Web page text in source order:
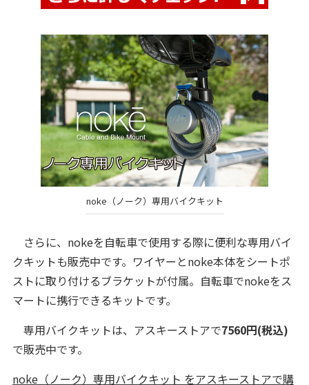
noke（ノーク）専用バイクキット
さらに、nokeを自転車で使用する際に便利な専用バイ
クキットも販売中です。ワイヤーとnoke本体をシートポ
ストに取り付けるブラケットが付属。自転車でnokeをス
マートに携行できるキットです。
専用バイクキットは、アスキーストアで7560円(税込)
で販売中です。
noke（ノーク）専用バイクキット をアスキーストアで購